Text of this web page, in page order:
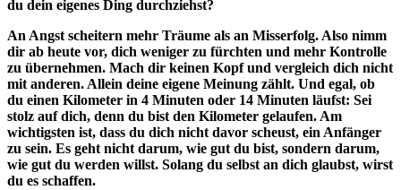
du dein eigenes Ding durchziehst?
An Angst scheitern mehr Träume als an Misserfolg. Also nimm
dir ab heute vor, dich weniger zu fürchten und mehr Kontrolle
zu übernehmen. Mach dir keinen Kopf und vergleich dich nicht
mit anderen. Allein deine eigene Meinung zählt. Und egal, ob
du einen Kilometer in 4 Minuten oder 14 Minuten läufst: Sei
stolz auf dich, denn du bist den Kilometer gelaufen. Am
wichtigsten ist, dass du dich nicht davor scheust, ein Anfänger
zu sein. Es geht nicht darum, wie gut du bist, sondern darum,
wie gut du werden willst. Solang du selbst an dich glaubst, wirst
du es schaffen.